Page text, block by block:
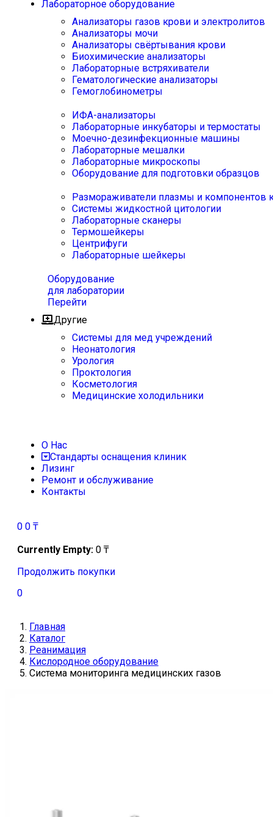
Лабораторное оборудование
Анализаторы газов крови и электролитов
Анализаторы мочи
Анализаторы свёртывания крови
Биохимические анализаторы
Лабораторные встряхиватели
Гематологические анализаторы
Гемоглобинометры
ИФА-анализаторы
Лабораторные инкубаторы и термостаты
Моечно-дезинфекционные машины
Лабораторные мешалки
Лабораторные микроскопы
Оборудование для подготовки образцов
Размораживатели плазмы и компонентов
Системы жидкостной цитологии
Лабораторные сканеры
Термошейкеры
Центрифуги
Лабораторные шейкеры
Оборудование
для лаборатории
Перейти
Другие
Системы для мед учреждений
Неонатология
Урология
Проктология
Косметология
Медицинские холодильники
О Нас
Стандарты оснащения клиник
Лизинг
Ремонт и обслуживание
Контакты
0 0 ₸
Currently Empty: 0 ₸
Продолжить покупки
0
Главная
Каталог
Реанимация
Кислородное оборудование
Система мониторинга медицинских газов